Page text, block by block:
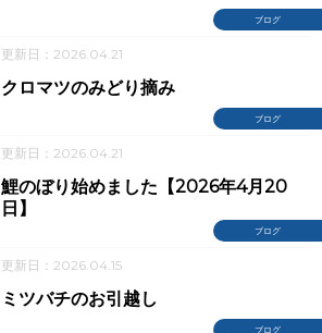
ブログ
更新日：2026.04.21
ブログ
クロマツのみどり摘み
更新日：2026.04.21
ブログ
鯉のぼり始めました【2026年4月20
日】
更新日：2026.04.15
ブログ
ミツバチのお引越し